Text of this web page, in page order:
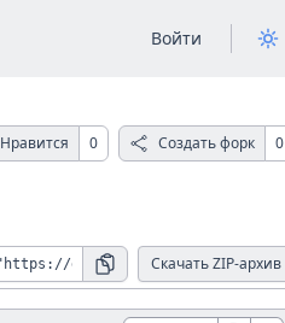
Войти
Нравится 0 Создать форк 0
Скачать ZIP-архив